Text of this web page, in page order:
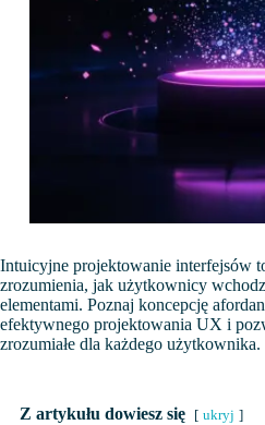
Intuicyjne projektowanie interfejsów
zrozumienia, jak użytkownicy
elementami. Poznaj koncepcję
efektywnego projektowania UX i
zrozumiałe dla każdego użytkownika.
Z artykułu dowiesz się ukryj